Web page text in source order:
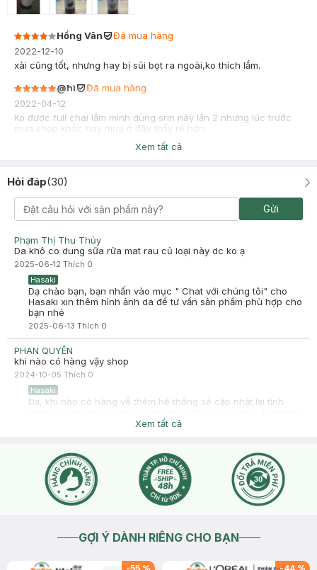
Hồng Vân
Đã mua hàng
2022-12-10
xài cũng tốt, nhưng hay bị sủi bọt ra ngoài,ko thích lắm.
@hì
Đã mua hàng
2022-04-12
Ko được full chai lắm mình dùng srm này lần 2 nhưng lúc trước
mua shop khác nay mua ở đây thấy rẻ hơn
Xem tất cả
Hỏi đáp(30)
Gửi
Phạm Thị Thu Thủy
Da khô co dung sữa rửa mat rau củ loại này dc ko ạ
2025-06-12 Thích 0
Hasaki
Dạ chào bạn, bạn nhấn vào mục " Chat với chúng tôi" cho
Hasaki xin thêm hình ảnh da để tư vấn sản phẩm phù hợp cho
bạn nhé
2025-06-13 Thích 0
PHAN QUYÊN
khi nào có hàng vậy shop
2024-10-05 Thích 0
Hasaki
Dạ, khi nào có hàng về thêm hệ thống sẽ cập nhật lại tình
Hasaki Beauty & Clinic, trên Website/App Hasaki.
Xem tất cả
GỢI Ý DÀNH RIÊNG CHO BẠN